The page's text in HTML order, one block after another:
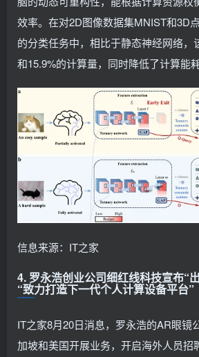
效率。在对2D图像数据集MNIST和3D
的分类任务中，相比于静态神经网络，
和15.9%的计算量，同时降低了计算能耗
信息来源：IT之家
4. 罗永浩创业公司细红线科技宣布“
“致力打造下一代个人计算设备平台”
IT之家8月20日消息，罗永浩的AR眼镜
加坡和美国开展业务，开启海外人员招